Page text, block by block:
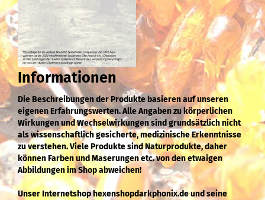
Informationen
Die Beschreibungen der Produkte basieren auf unseren
eigenen Erfahrungswerten. Alle Angaben zu körperlichen
Wirkungen und Wechselwirkungen sind grundsätzlich nicht
als wissenschaftlich gesicherte, medizinische Erkenntnisse
zu verstehen. Viele Produkte sind Naturprodukte, daher
können Farben und Maserungen etc. von den etwaigen
Abbildungen im Shop abweichen!
Unser Internetshop hexenshopdarkphonix.de und seine